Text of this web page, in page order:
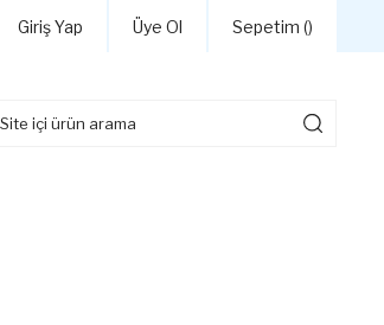
Giriş Yap Üye Ol Sepetim ()